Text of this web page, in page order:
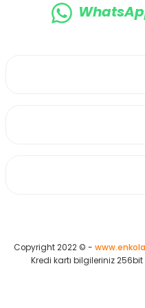
Copyright 2022 © -
Kredi kartı bilgileriniz 256bit